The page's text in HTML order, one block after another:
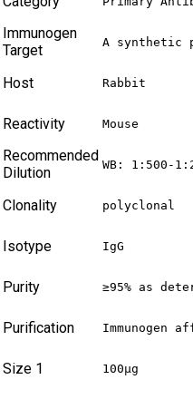
Immunogen
Target
A synthetic
Host Rabbit
Reactivity Mouse
Recommended
Dilution
WB: 1:500-
Clonality polyclonal
Isotype IgG
Purity ≥95% as
Purification Immunogen
Size 1 100µg